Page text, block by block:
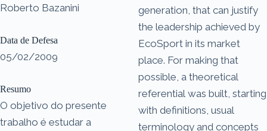
Roberto Bazanini
Data de Defesa
05/02/2009
Resumo
O objetivo do presente
trabalho é estudar a
generation, that can justify
the leadership achieved by
EcoSport in its market
place. For making that
possible, a theoretical
referential was built, starting
with definitions, usual
terminology and concepts